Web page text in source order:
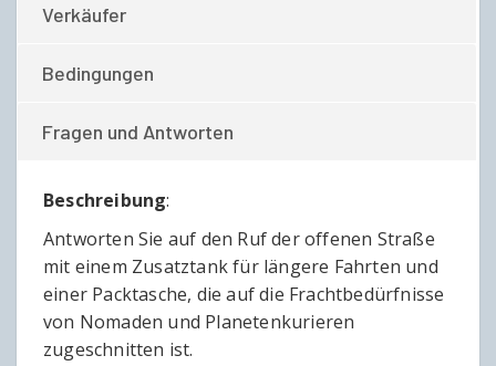
Verkäufer
Bedingungen
Fragen und Antworten
Beschreibung:
Antworten Sie auf den Ruf der offenen Straße
mit einem Zusatztank für längere Fahrten und
einer Packtasche, die auf die Frachtbedürfnisse
von Nomaden und Planetenkurieren
zugeschnitten ist.